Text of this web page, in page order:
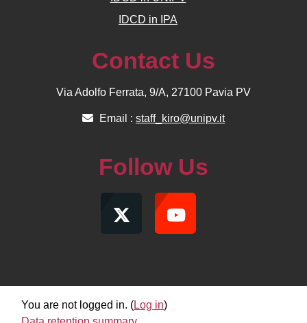
IDCD in IPA
Contact Us
Via Adolfo Ferrata, 9/A, 27100 Pavia PV
Email : staff_kiro@unipv.it
Follow Us
You are not logged in. (Log in)